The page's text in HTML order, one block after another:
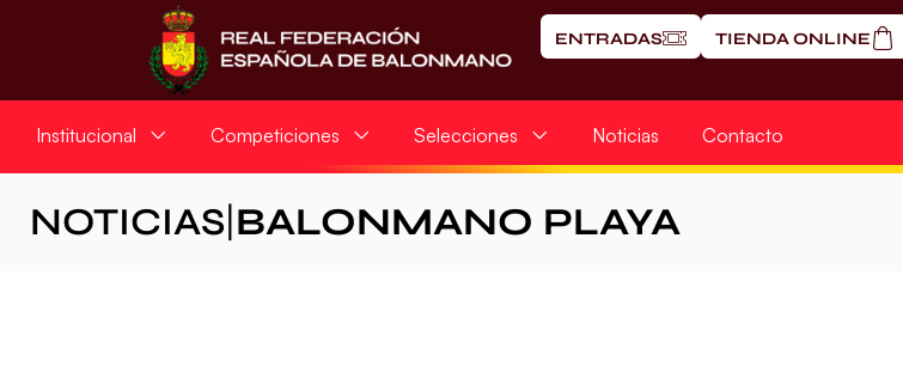
ENTRADAS TIENDA ONLINE
Institucional Competiciones Selecciones Noticias Contacto
NOTICIAS BALONMANO PLAYA